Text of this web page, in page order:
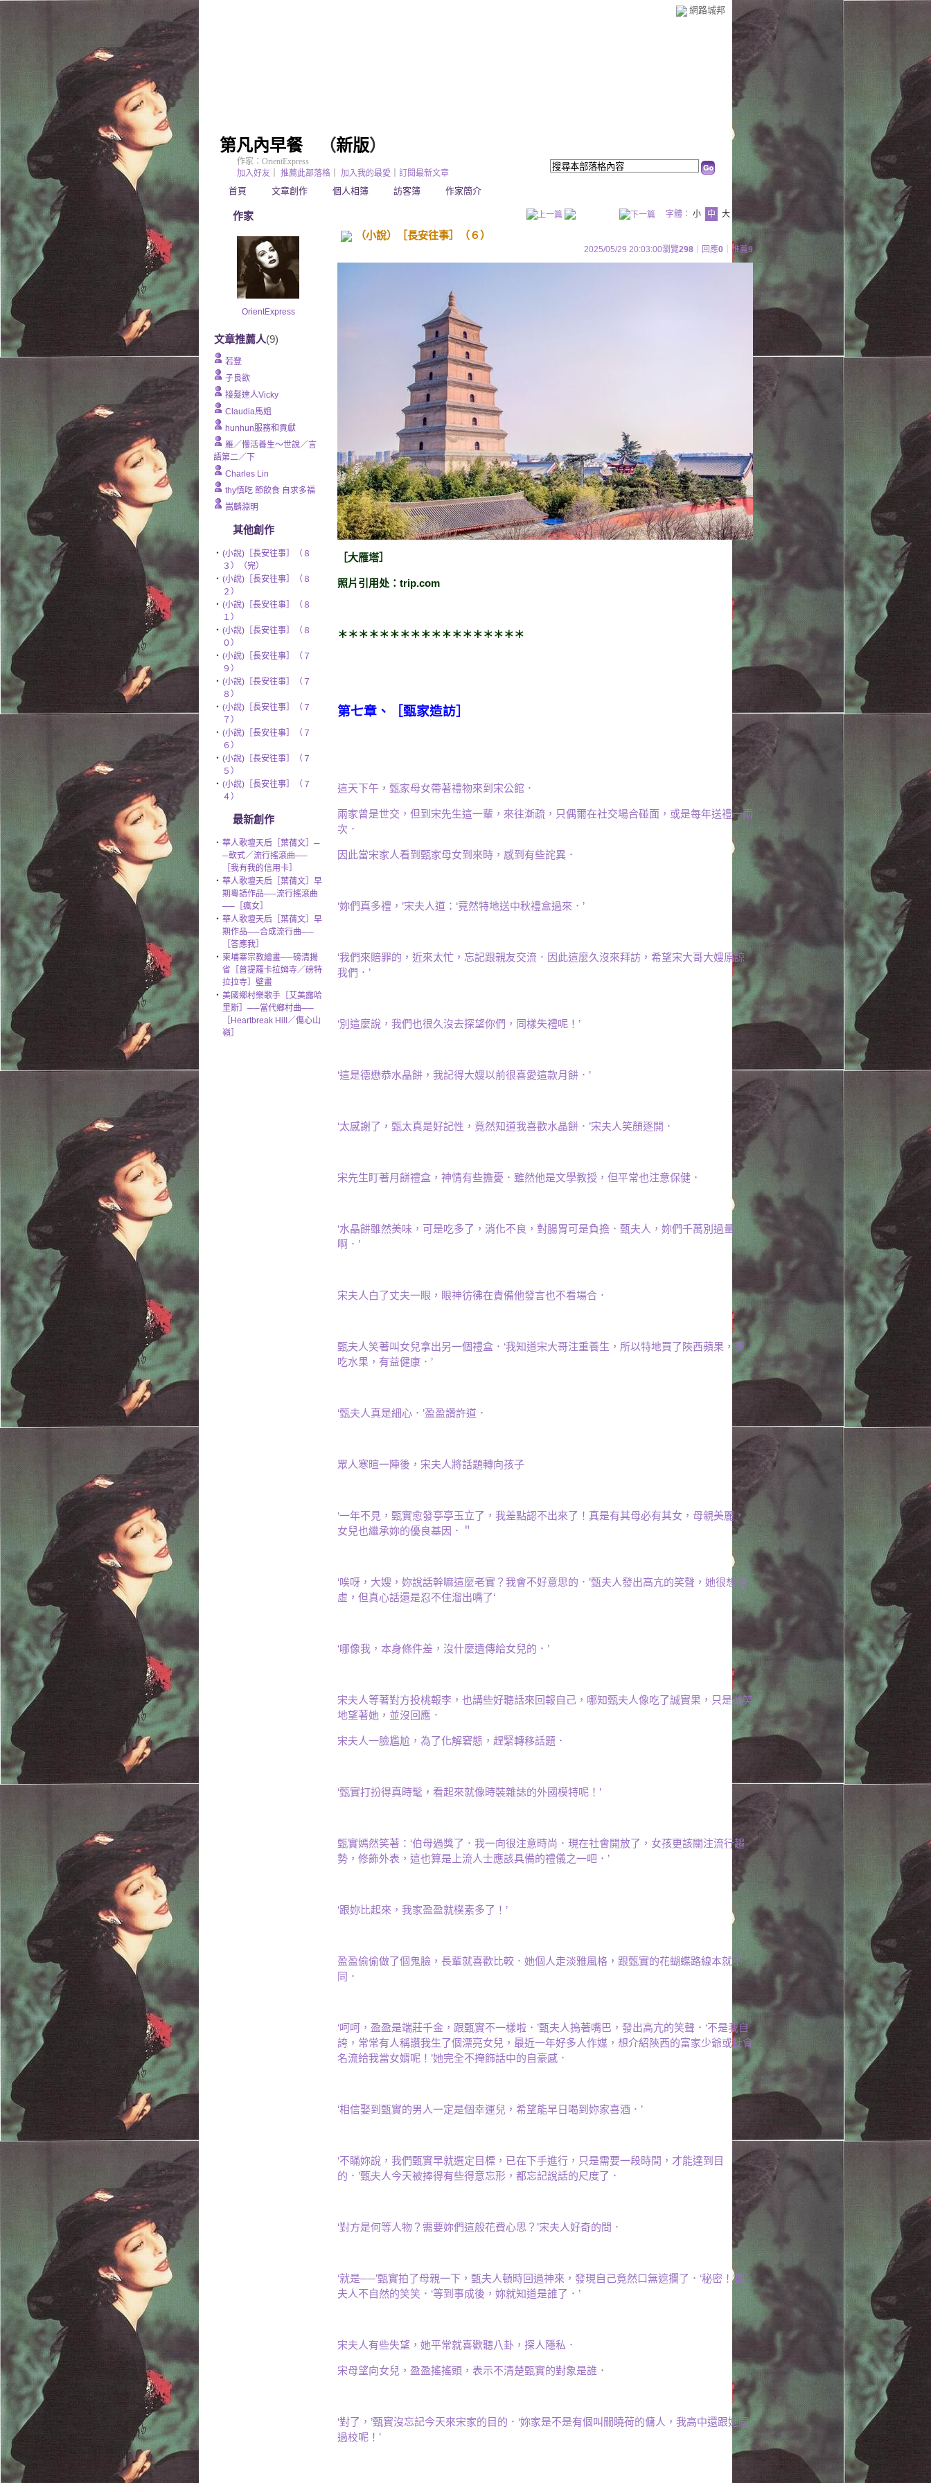
網路城邦
第凡內早餐（新版）
首頁 文章創作 個人相簿 訪客簿 作家簡介
加入好友 推薦此部落格 加入我的最愛 訂閱最新文章
作家：OrientExpress
作家
OrientExpress
文章推薦人(9)
若登
子良欲
接髮達人Vicky
Claudia馬姐
hunhun服務和貢獻
雁／慢活養生～世說／言
語第二／下
Charles Lin
thy慎吃 節飲食 自求多福
嵩麟淵明
其他創作
‧ (小說)［長安往事］（８
３）（完）
‧ (小說)［長安往事］（８
２）
‧ (小說)［長安往事］（８
１）
‧ (小說)［長安往事］（８
０）
‧ (小說)［長安往事］（７
９）
‧ (小說)［長安往事］（７
８）
‧ (小說)［長安往事］（７
７）
‧ (小說)［長安往事］（７
６）
‧ (小說)［長安往事］（７
５）
‧ (小說)［長安往事］（７
４）
最新創作
‧ 華人歌壇天后［葉蒨文］─
─軟式／流行搖滾曲──
［我有我的信用卡］
‧ 華人歌壇天后［葉蒨文］早
期粵語作品──流行搖滾曲
──［瘋女］
‧ 華人歌壇天后［葉蒨文］早
期作品──合成流行曲──
［答應我］
‧ 柬埔寨宗教繪畫──磅清揚
省［普提羅卡拉姆寺／磅特
拉拉寺］壁畫
‧ 美國鄉村樂歌手［艾美露哈
里斯］──當代鄉村曲──
［Heartbreak Hill／傷心山
嶺］
字體： 小 中 大
（小說）［長安往事］（６）
2025/05/29 20:03:00瀏覽298 ｜回應0 ｜推薦9
［大雁塔］
照片引用处： trip.com
＊＊＊＊＊＊＊＊＊＊＊＊＊＊＊＊＊＊
第七章、［甄家造訪］
這天下午，甄家母女帶著禮物來到宋公館．
兩家曾是世交，但到宋先生這一輩，來往漸疏，只偶爾在社交場合碰面，或是每年送禮一兩
次．
因此當宋家人看到甄家母女到來時，感到有些詫異．
‘妳們真多禮，’宋夫人道：‘竟然特地送中秋禮盒過來．’
‘我們來賠罪的，近來太忙，忘記跟親友交流．因此這麼久沒來拜訪，希望宋大哥大嫂原諒
我們．’
‘別這麼說，我們也很久沒去探望你們，同樣失禮呢！’
‘這是德懋恭水晶餅，我記得大嫂以前很喜愛這款月餅．’
‘太感謝了，甄太真是好記性，竟然知道我喜歡水晶餅．’宋夫人笑顏逐開．
宋先生盯著月餅禮盒，神情有些擔憂．雖然他是文學教授，但平常也注意保健．
‘水晶餅雖然美味，可是吃多了，消化不良，對腸胃可是負擔．甄夫人，妳們千萬別過量
啊．’
宋夫人白了丈夫一眼，眼神彷彿在責備他發言也不看場合．
甄夫人笑著叫女兒拿出另一個禮盒．‘我知道宋大哥注重養生，所以特地買了陝西蘋果，多
吃水果，有益健康．’
‘甄夫人真是細心．’盈盈讚許道．
眾人寒暄一陣後，宋夫人將話題轉向孩子
‘一年不見，甄實愈發亭亭玉立了，我差點認不出來了！真是有其母必有其女，母親美麗，
女兒也繼承妳的優良基因．＂
‘唉呀，大嫂，妳說話幹嘛這麼老實？我會不好意思的．’甄夫人發出高亢的笑聲，她很想謙
虛，但真心話還是忍不住溜出嘴了‘
‘哪像我，本身條件差，沒什麼遺傳給女兒的．’
宋夫人等著對方投桃報李，也講些好聽話來回報自己，哪知甄夫人像吃了誠實果，只是微笑
地望著她，並沒回應．
宋夫人一臉尷尬，為了化解窘態，趕緊轉移話題．
‘甄實打扮得真時髦，看起來就像時裝雜誌的外國模特呢！’
甄實嫣然笑著：‘伯母過獎了．我一向很注意時尚．現在社會開放了，女孩更該關注流行趨
勢，修飾外表，這也算是上流人士應該具備的禮儀之一吧．’
‘跟妳比起來，我家盈盈就樸素多了！’
盈盈偷偷做了個鬼臉，長輩就喜歡比較．她個人走淡雅風格，跟甄實的花蝴蝶路線本就不
同．
‘呵呵，盈盈是端莊千金，跟甄實不一樣啦．’甄夫人摀著嘴巴，發出高亢的笑聲．‘不是我自
誇，常常有人稱讚我生了個漂亮女兒，最近一年好多人作媒，想介紹陝西的富家少爺或社會
名流給我當女婿呢！’她完全不掩飾話中的自豪感．
‘相信娶到甄實的男人一定是個幸運兒，希望能早日喝到妳家喜酒．’
‘不瞞妳說，我們甄實早就選定目標，已在下手進行，只是需要一段時間，才能達到目
的．’甄夫人今天被捧得有些得意忘形，都忘記說話的尺度了．
‘對方是何等人物？需要妳們這般花費心思？’宋夫人好奇的問．
‘就是──’甄實拍了母親一下，甄夫人頓時回過神來，發現自己竟然口無遮攔了．‘秘密！’甄
夫人不自然的笑笑．‘等到事成後，妳就知道是誰了．’
宋夫人有些失望，她平常就喜歡聽八卦，探人隱私．
宋母望向女兒，盈盈搖搖頭，表示不清楚甄實的對象是誰．
‘對了，’甄實沒忘記今天來宋家的目的．‘妳家是不是有個叫關曉荷的傭人，我高中還跟她同
過校呢！’